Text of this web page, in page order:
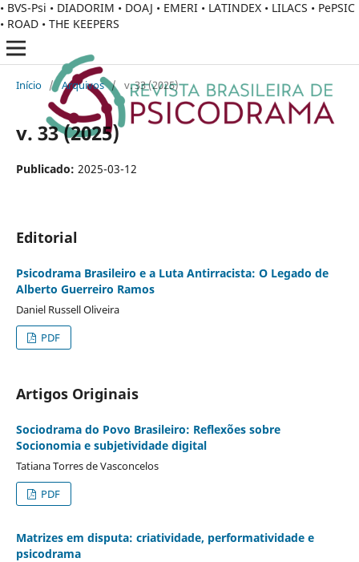
• BVS-Psi • DIADORIM • DOAJ • EMERI • LATINDEX • LILACS • PePSIC
• ROAD • THE KEEPERS
Início / Arquivos / v. 33 (2025)
v. 33 (2025)
Publicado: 2025-03-12
Editorial
Psicodrama Brasileiro e a Luta Antirracista: O Legado de
Alberto Guerreiro Ramos
Daniel Russell Oliveira
PDF
Artigos Originais
Sociodrama do Povo Brasileiro: Reflexões sobre
Socionomia e subjetividade digital
Tatiana Torres de Vasconcelos
PDF
Matrizes em disputa: criatividade, performatividade e
psicodrama